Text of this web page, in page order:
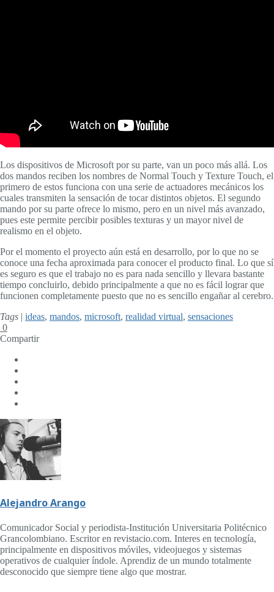
Los dispositivos de Microsoft por su parte, van un poco más allá. Los
dos mandos reciben los nombres de Normal Touch y Texture Touch, el
primero de estos funciona con una serie de actuadores mecánicos los
cuales transmiten la sensación de tocar distintos objetos. El segundo
mando por su parte ofrece lo mismo, pero en un nivel más avanzado,
pues este permite percibir posibles texturas y un mayor nivel de
realismo en el objeto.
Por el momento el proyecto aún está en desarrollo, por lo que no se
conoce una fecha aproximada para conocer el producto final. Lo que sí
es seguro es que el trabajo no es para nada sencillo y llevara bastante
tiempo concluirlo, debido principalmente a que no es fácil lograr que
funcionen completamente puesto que no es sencillo engañar al cerebro.
Tags | ideas, mandos, microsoft, realidad virtual, sensaciones
0
Compartir
Alejandro Arango
Comunicador Social y periodista-Institución Universitaria Politécnico
Grancolombiano. Escritor en revistacio.com. Interes en tecnología,
principalmente en dispositivos móviles, videojuegos y sistemas
operativos de cualquier índole. Aprendiz de un mundo totalmente
desconocido que siempre tiene algo que mostrar.